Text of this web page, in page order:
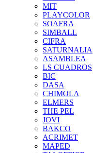
MIT
PLAYCOLOR
SOAFRA
SIMBALL
CIFRA
SATURNALIA
ASAMBLEA
LS CUADROS
BIC
DASA
CHIMOLA
ELMERS
THE PEL
JOVI
BAKCO
ACRIMET
MAPED